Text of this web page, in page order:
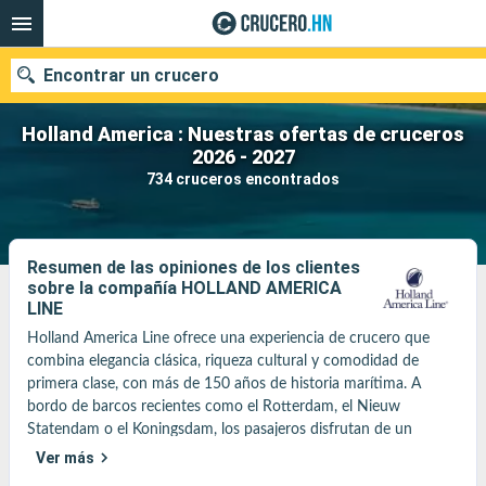
Holland America : Nuestras ofertas de cruceros
2026 - 2027
734 cruceros encontrados
Encontrar un crucero
Nuestros destinos
Fecha de salida
Puertos Compañías
Buscar
Resumen de las opiniones de los clientes
sobre la compañía HOLLAND AMERICA
LINE
Holland America Line ofrece una experiencia de crucero que
combina elegancia clásica, riqueza cultural y comodidad de
primera clase, con más de 150 años de historia marítima. A
bordo de barcos recientes como el Rotterdam, el Nieuw
Statendam o el Koningsdam, los pasajeros disfrutan de un
ambiente refinado y tranquilo, lejos del bullicio de los grandes
Ver más